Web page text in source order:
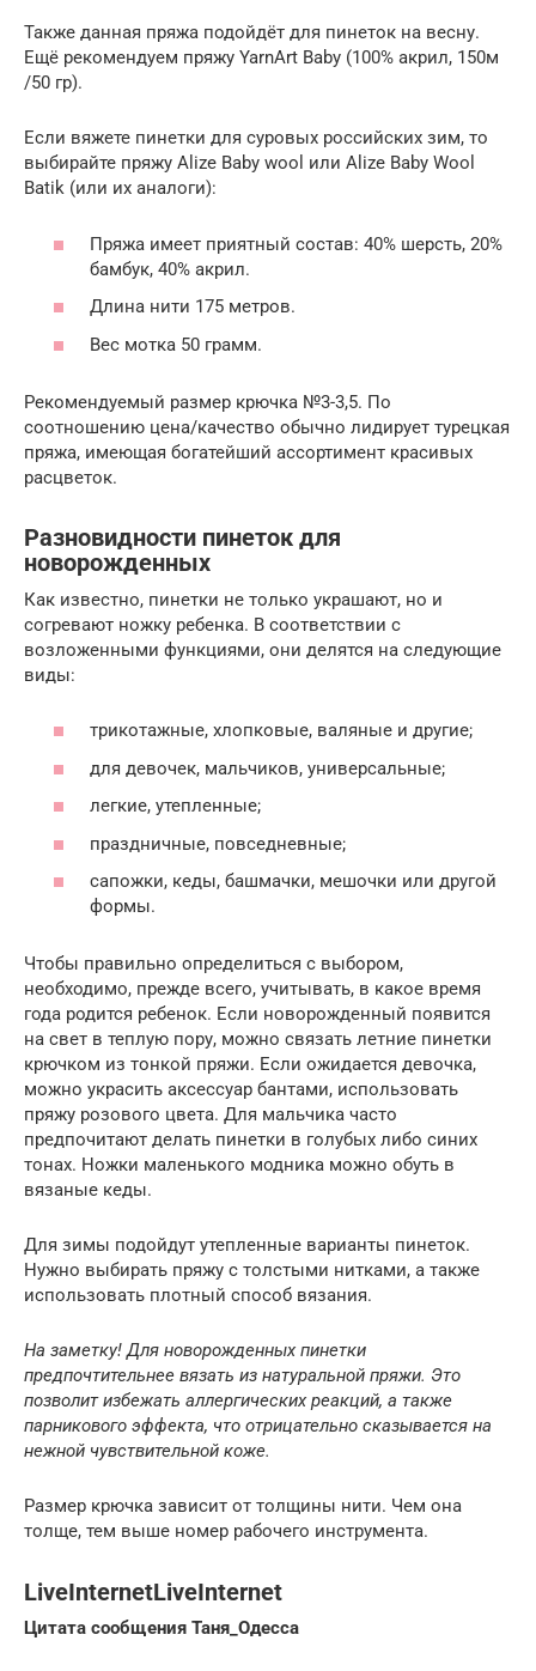
Также данная пряжа подойдёт для пинеток на весну.
Ещё рекомендуем пряжу YarnArt Baby (100% акрил, 150м
/50 гр).
Если вяжете пинетки для суровых российских зим, то
выбирайте пряжу Alize Baby wool или Alize Baby Wool
Batik (или их аналоги):
Пряжа имеет приятный состав: 40% шерсть, 20%
бамбук, 40% акрил.
Длина нити 175 метров.
Вес мотка 50 грамм.
Рекомендуемый размер крючка №3-3,5. По
соотношению цена/качество обычно лидирует турецкая
пряжа, имеющая богатейший ассортимент красивых
расцветок.
Разновидности пинеток для
новорожденных
Как известно, пинетки не только украшают, но и
согревают ножку ребенка. В соответствии с
возложенными функциями, они делятся на следующие
виды:
трикотажные, хлопковые, валяные и другие;
для девочек, мальчиков, универсальные;
легкие, утепленные;
праздничные, повседневные;
сапожки, кеды, башмачки, мешочки или другой
формы.
Чтобы правильно определиться с выбором,
необходимо, прежде всего, учитывать, в какое время
года родится ребенок. Если новорожденный появится
на свет в теплую пору, можно связать летние пинетки
крючком из тонкой пряжи. Если ожидается девочка,
можно украсить аксессуар бантами, использовать
пряжу розового цвета. Для мальчика часто
предпочитают делать пинетки в голубых либо синих
тонах. Ножки маленького модника можно обуть в
вязаные кеды.
Для зимы подойдут утепленные варианты пинеток.
Нужно выбирать пряжу с толстыми нитками, а также
использовать плотный способ вязания.
На заметку! Для новорожденных пинетки
предпочтительнее вязать из натуральной пряжи. Это
позволит избежать аллергических реакций, а также
парникового эффекта, что отрицательно сказывается на
нежной чувствительной коже.
Размер крючка зависит от толщины нити. Чем она
толще, тем выше номер рабочего инструмента.
LiveInternetLiveInternet
Цитата сообщения Таня_Одесса